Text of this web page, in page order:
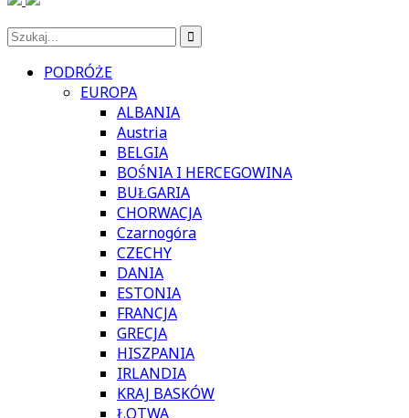
PODRÓŻE
EUROPA
ALBANIA
Austria
BELGIA
BOŚNIA I HERCEGOWINA
BUŁGARIA
CHORWACJA
Czarnogóra
CZECHY
DANIA
ESTONIA
FRANCJA
GRECJA
HISZPANIA
IRLANDIA
KRAJ BASKÓW
ŁOTWA